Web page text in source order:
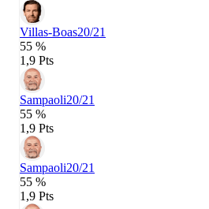
Villas-Boas20/21
55 %
1,9 Pts
Sampaoli20/21
55 %
1,9 Pts
Sampaoli20/21
55 %
1,9 Pts